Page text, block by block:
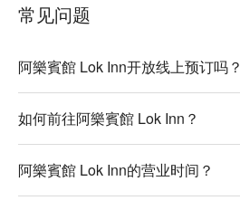
常见问题
阿樂賓館 Lok Inn开放线上预订吗？
如何前往阿樂賓館 Lok Inn？
阿樂賓館 Lok Inn的营业时间？